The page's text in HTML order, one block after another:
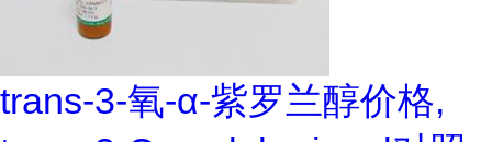
trans-3-氧-α-紫罗兰醇价格,